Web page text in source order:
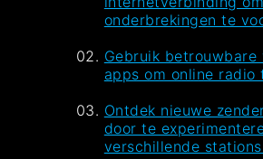
onderbrekingen te
Gebruik
apps om online radio
Ontdek nieuwe
door te
verschillende